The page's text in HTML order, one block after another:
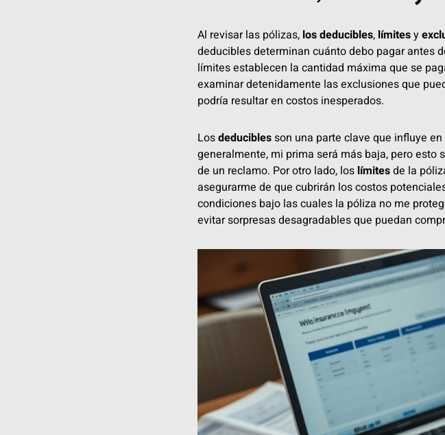
Al revisar las pólizas, los deducibles, límitesy
deducibles determinan cuánto debo pagar antes
límites establecen la cantidad máxima que se
examinar detenidamente las exclusiones que
podría resultar en costos inesperados.
Losdeduciblesson una parte clave que influye
generalmente, mi prima será más baja, pero
de un reclamo. Por otro lado, los límitesde la
asegurarme de que cubrirán los costos
condiciones bajo las cuales la póliza no me
evitar sorpresas desagradables que puedan